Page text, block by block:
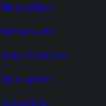
Denise-Deco
Επικοινωνία
Μας στηρίζουν
Όροι χρήσης
Αποστολές